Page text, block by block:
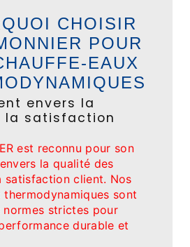
CHOISIR
POUR
EAUX
envers la
la satisfaction
est reconnu pour son
la qualité des
satisfaction client. Nos
sont
normes strictes pour
durable et